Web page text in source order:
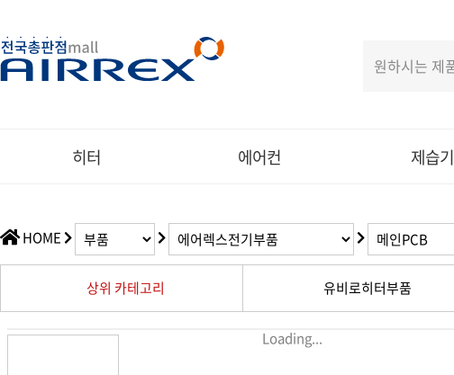
히터 에어컨 제습기
HOME
상위 카테고리 유비로히터부품
Loading...